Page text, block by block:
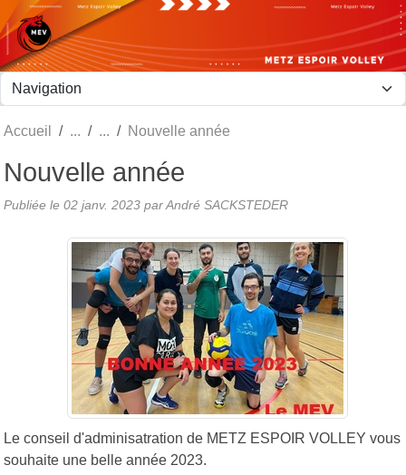
Accueil Nouvelle année
Nouvelle année
Publiée le 02 janv. 2023 par André SACKSTEDER
Le conseil d'adminisatration de METZ ESPOIR VOLLEY vous
souhaite une belle année 2023.
Panneau de gestion des cookies